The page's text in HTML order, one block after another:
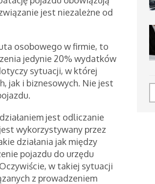
jest niezależne od
osobowego w firmie, to
jedynie 20% wydatków
sytuacji, w której
jak i biznesowych. Nie jest
jest odliczanie
wykorzystywany przez
działania jak między
pojazdu do urzędu
w takiej sytuacji
z prowadzeniem